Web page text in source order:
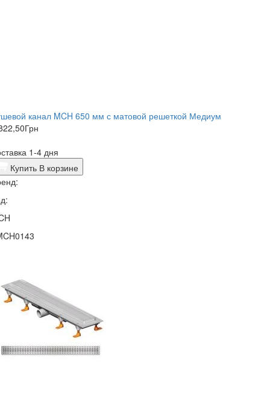
канал MCH 650 мм с матовой решеткой Медиум
Грн
1-4 дня
Купить В корзине